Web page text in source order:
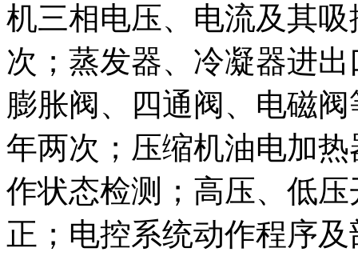
机三相电压、电流及其
次；蒸发器、冷凝器进
膨胀阀、四通阀、电磁
年两次；压缩机油电加
作状态检测；高压、低
正；电控系统动作程序